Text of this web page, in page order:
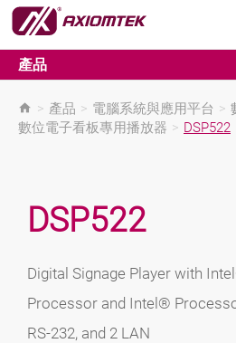
產品
> 產品 > 電腦系統與應用平台 >
數位電子看板專用播放器 > DSP522
DSP522
Digital Signage Player with
Processor and Intel®
RS-232, and 2 LAN